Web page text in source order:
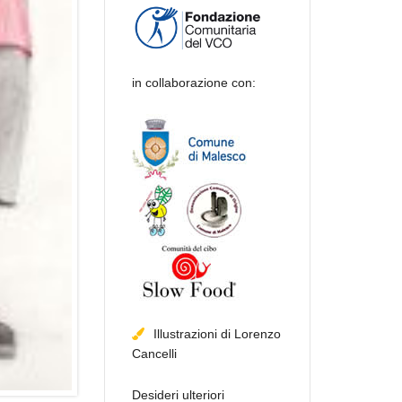
in collaborazione con:
Illustrazioni di Lorenzo
Cancelli
Desideri ulteriori